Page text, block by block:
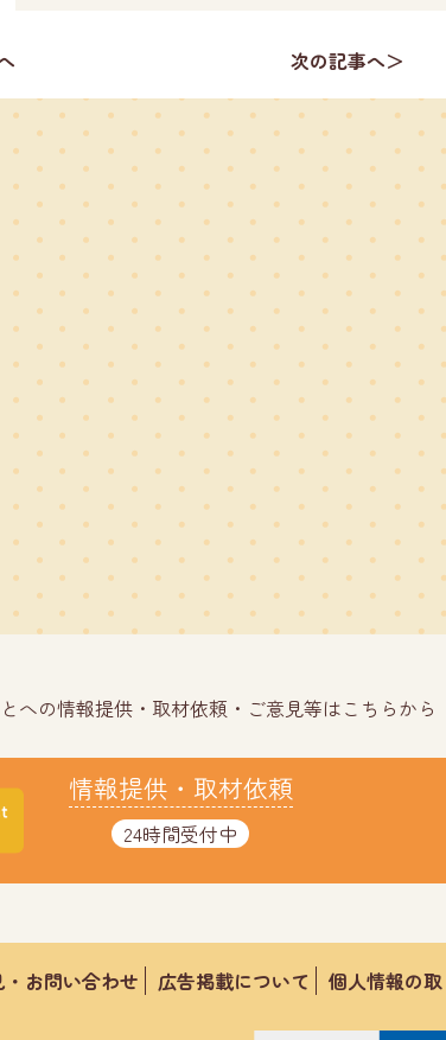
次の記事へ＞
への情報提供・取材依頼・ご意見等はこちらから
情報提供・取材依頼
24時間受付中
・お問い合わせ 広告掲載について 個人情報の